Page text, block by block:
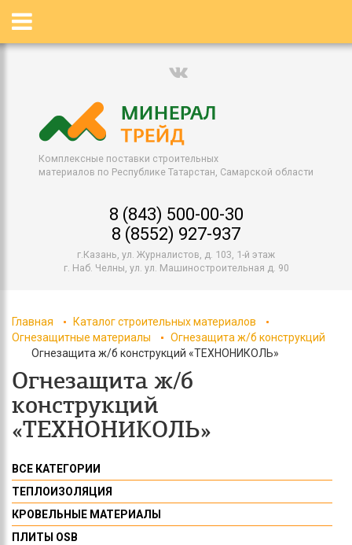
Комплексные поставки строительных
материалов по Республике Татарстан, Самарской области
8 (843) 500-00-30
8 (8552) 927-937
г.Казань, ул. Журналистов, д. 103, 1-й этаж
г. Наб. Челны, ул. ул. Машиностроительная д. 90
Главная
Каталог строительных материалов
Огнезащитные материалы
Огнезащита ж/б конструкций
Огнезащита ж/б конструкций «ТЕХНОНИКОЛЬ»
Огнезащита ж/б
конструкций
«ТЕХНОНИКОЛЬ»
ВСЕ КАТЕГОРИИ
ТЕПЛОИЗОЛЯЦИЯ
КРОВЕЛЬНЫЕ МАТЕРИАЛЫ
ПЛИТЫ OSB